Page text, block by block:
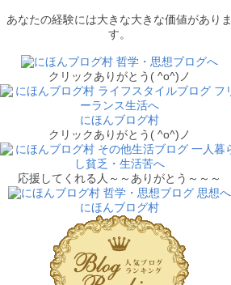
あなたの経験には大きな大きな価値がありま
す。
クリックありがとう( ^o^)ノ
にほんブログ村
クリックありがとう( ^o^)ノ
応援してくれる人～～ありがとう～～～
にほんブログ村